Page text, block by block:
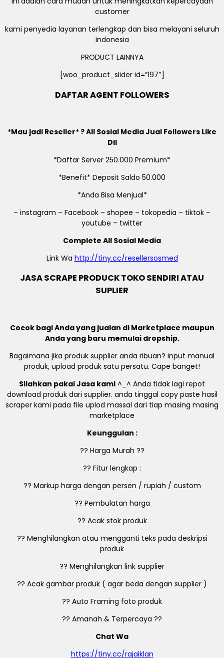
customer
kami penyedia layanan terlengkap dan bisa melayani seluruh
indonesia
PRODUCT LAINNYA
[woo_product_slider id=”197″]
DAFTAR AGENT FOLLOWERS
*Mau jadi Reseller* ? All Sosial Media Jual Followers Like
Dll
*Daftar Server 250.000 Premium*
*Benefit* Deposit Saldo 50.000
*Anda Bisa Menjual*
– instagram – Facebook – shopee – tokopedia – tiktok –
youtube – twitter
Complete All Sosial Media
Link Wa http://tiny.cc/resellersosmed
JASA SCRAPE PRODUCK TOKO SENDIRI ATAU
SUPLIER
Cocok bagi Anda yang jualan di Marketplace maupun
Anda yang baru memulai dropship.
Bagaimana jika produk supplier anda ribuan? input manual
produk, upload produk satu persatu. Cape banget!
Silahkan pakai Jasa kami ^_^ Anda tidak lagi repot
download produk dari supplier. anda tinggal copy paste hasil
scraper kami pada file uplod massal dari tiap masing masing
marketplace
Keunggulan :
?? Harga Murah ??
?? Fitur lengkap :
?? Markup harga dengan persen / rupiah / custom
?? Pembulatan harga
?? Acak stok produk
?? Menghilangkan atau mengganti teks pada deskripsi
produk
?? Menghilangkan link supplier
?? Acak gambar produk ( agar beda dengan supplier )
?? Auto Framing foto produk
?? Amanah & Terpercaya ??
Chat Wa
https://tiny.cc/rajaiklan